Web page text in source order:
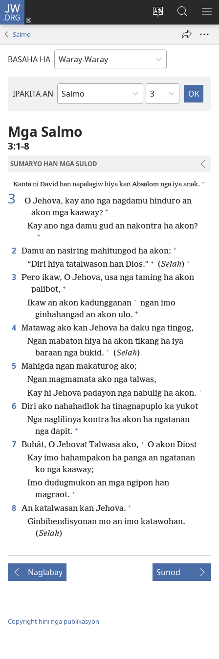
JW.ORG
Balyui
yinaknan
an
site
Pag-
log
new
Pamiling
ha
JW.ORG
Salmo
BASAHA HA
IPAKITA AN
Libro
Biblia
Kapitulo
Mga Salmo
3:1-8
SUMARYO HAN MGA SULOD
Kanta ni David han napalagiw hiya kan Absalom nga iya anak. +
3
O Jehova, kay ano nga nagdamu hinduro an
akon mga kaaway? +
Kay ano nga damu gud an nakontra ha akon?
+
2 Damu an nasiring mahitungod ha akon: *
“Diri hiya tatalwason han Dios.” + (Selah) *
3 Pero ikaw, O Jehova, usa nga taming ha akon
palibot, +
Ikaw an akon kadungganan + ngan imo
ginhahangad an akon ulo. +
4 Matawag ako kan Jehova ha daku nga tingog,
Ngan mabaton hiya ha akon tikang ha iya
baraan nga bukid. + (Selah)
5 Mahigda ngan makaturog ako;
Ngan magmamata ako nga talwas,
Kay hi Jehova padayon nga nabulig ha akon. +
6 Diri ako nahahadlok ha tinagnapuplo ka yukot
Nga naglilinya kontra ha akon ha ngatanan
nga dapit. +
7 Buhát, O Jehova! Talwasa ako, + O akon Dios!
Kay imo hahampakon ha panga an ngatanan
ko nga kaaway;
Imo dudugmukon an mga ngipon han
magraot. +
8 An katalwasan kan Jehova. +
Ginbibendisyonan mo an imo katawohan.
(Selah)
Naglabay Sunod
Copyright hini nga publikasyon